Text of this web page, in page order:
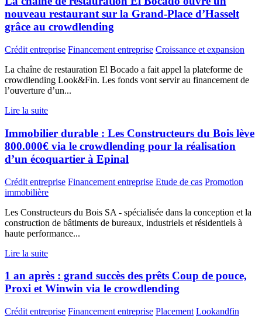
nouveau restaurant sur la Grand-Place d’Hasselt
grâce au crowdlending
Crédit entreprise Financement entreprise Croissance et expansion
La chaîne de restauration El Bocado a fait appel la plateforme de
crowdlending Look&Fin. Les fonds vont servir au financement de
l’ouverture d’un...
Lire la suite
Immobilier durable : Les Constructeurs du Bois lève
800.000€ via le crowdlending pour la réalisation
d’un écoquartier à Epinal
Crédit entreprise Financement entreprise Etude de cas Promotion
immobilière
Les Constructeurs du Bois SA - spécialisée dans la conception et la
construction de bâtiments de bureaux, industriels et résidentiels à
haute performance...
Lire la suite
1 an après : grand succès des prêts Coup de pouce,
Proxi et Winwin via le crowdlending
Crédit entreprise Financement entreprise Placement Lookandfin